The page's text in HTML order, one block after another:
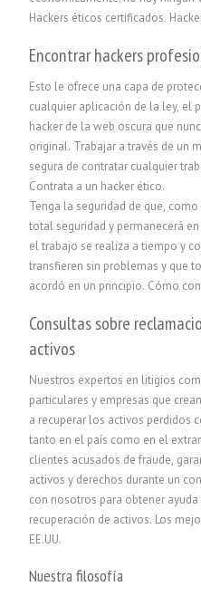
Hackers éticos certificados.
Encontrar hackers
Esto le ofrece una capa de
cualquier aplicación de la ley, el
hacker de la web oscura que
original. Trabajar a través de un
segura de contratar cualquier
Contrata a un hacker ético.
Tenga la seguridad de que,
total seguridad y permanecerá
el trabajo se realiza a tiempo y
transfieren sin problemas y que
acordó en un principio. Cómo
Consultas sobre
activos
Nuestros expertos en litigios
particulares y empresas que
a recuperar los activos perdidos
tanto en el país como en el
clientes acusados de fraude,
activos y derechos durante un
con nosotros para obtener
recuperación de activos. Los
EE.UU.
Nuestra filosofía